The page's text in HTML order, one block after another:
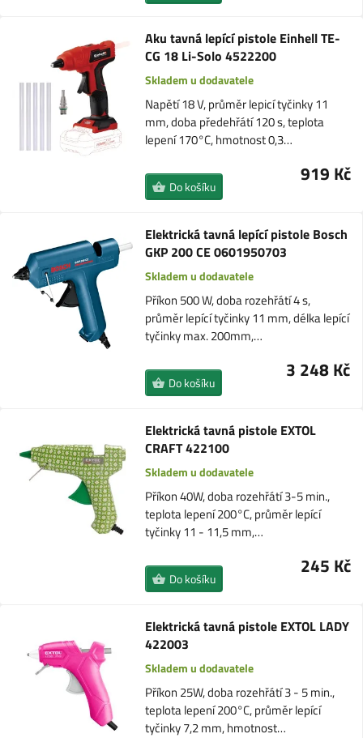
Aku tavná lepící pistole Einhell TE-
CG 18 Li-Solo 4522200
Skladem u dodavatele
Napětí 18 V, průměr lepicí tyčinky 11
mm, doba předehřátí 120 s, teplota
lepení 170°C, hmotnost 0,3…
919 Kč
Do košíku
Elektrická tavná lepící pistole Bosch
GKP 200 CE 0601950703
Skladem u dodavatele
Příkon 500 W, doba rozehřátí 4 s,
průměr lepící tyčinky 11 mm, délka lepící
tyčinky max. 200mm,…
3 248 Kč
Do košíku
Elektrická tavná pistole EXTOL
CRAFT 422100
Skladem u dodavatele
Příkon 40W, doba rozehřátí 3-5 min.,
teplota lepení 200°C, průměr lepící
tyčinky 11 - 11,5 mm,…
245 Kč
Do košíku
Elektrická tavná pistole EXTOL LADY
422003
Skladem u dodavatele
Příkon 25W, doba rozehřátí 3 - 5 min.,
teplota lepení 200°C, průměr lepící
tyčinky 7,2 mm, hmotnost…